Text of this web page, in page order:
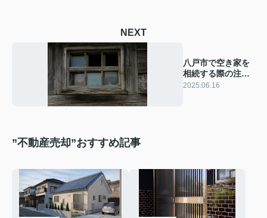
NEXT
八戸市で空き家を
相続する際の注意
点は？手続きや活
2025.06.16
”不動産売却”おすすめ記事